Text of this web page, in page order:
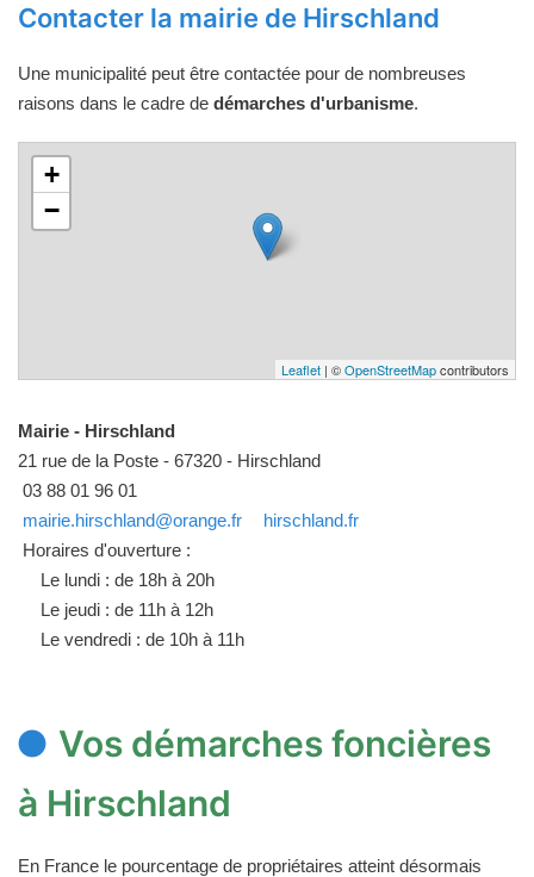
Contacter la mairie de Hirschland
Une municipalité peut être contactée pour de nombreuses
raisons dans le cadre de démarches d'urbanisme.
+
−
Leaflet | ©OpenStreetMapcontributors
Mairie - Hirschland
21 rue de la Poste - 67320 - Hirschland
03 88 01 96 01
mairie.hirschland@orange.fr
hirschland.fr
Horaires d'ouverture :
Le lundi : de 18h à 20h
Le jeudi : de 11h à 12h
Le vendredi : de 10h à 11h
Vos démarches foncières
à Hirschland
En France le pourcentage de propriétaires atteint désormais